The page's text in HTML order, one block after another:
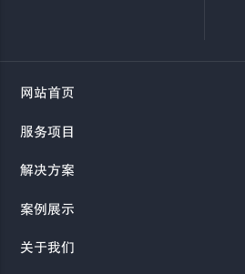
网站首页
服务项目
解决方案
案例展示
关于我们